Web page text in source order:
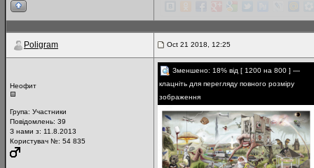
Poligram Oct 21 2018, 12:25
Неофит
Група: Участники
Повідомлень: 39
З нами з: 11.8.2013
Користувач №: 54 835
Зменшено: 18% від [ 1200 на 800 ] —
клацніть для перегляду повного розміру
зображення